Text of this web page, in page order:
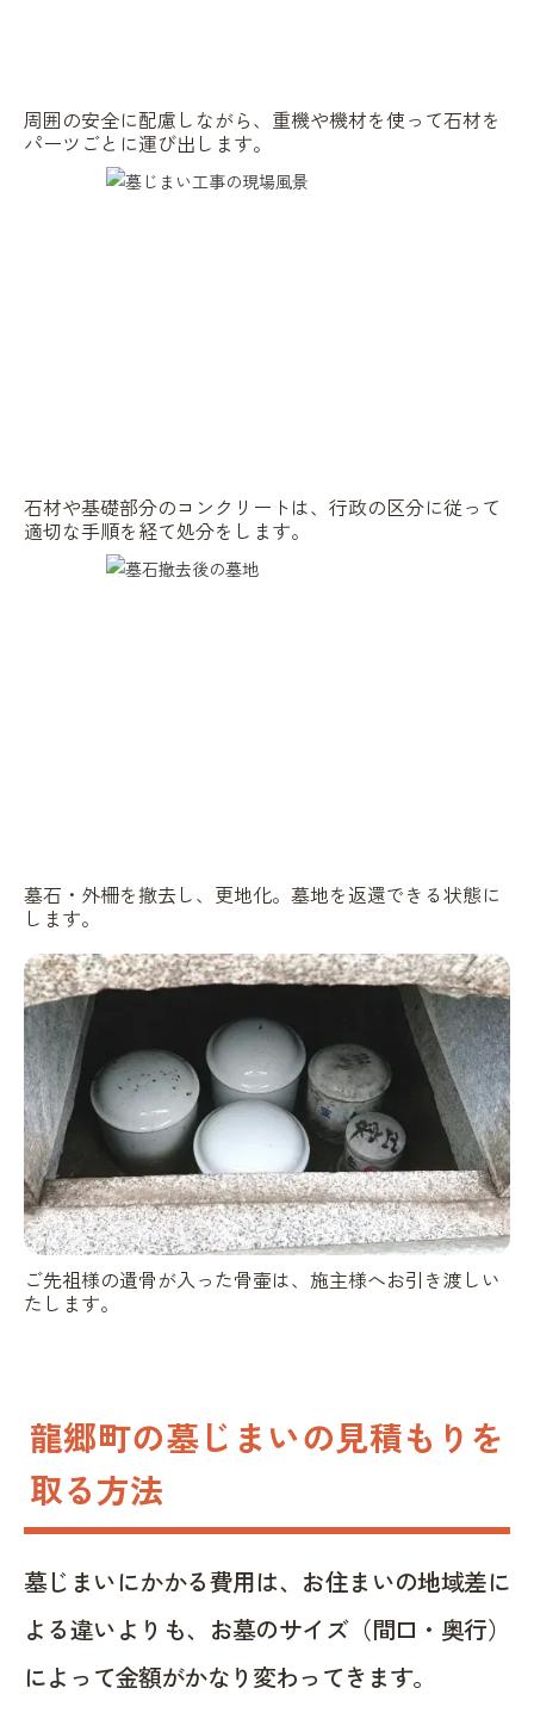
周囲の安全に配慮しながら、重機や機材を使って石材を
パーツごとに運び出します。
石材や基礎部分のコンクリートは、行政の区分に従って
適切な手順を経て処分をします。
墓石・外柵を撤去し、更地化。墓地を返還できる状態に
します。
ご先祖様の遺骨が入った骨壷は、施主様へお引き渡しい
たします。
龍郷町の墓じまいの見積もりを
取る方法
墓じまいにかかる費用は、お住まいの地域差に
よる違いよりも、お墓のサイズ（間口・奥行）
によって金額がかなり変わってきます。